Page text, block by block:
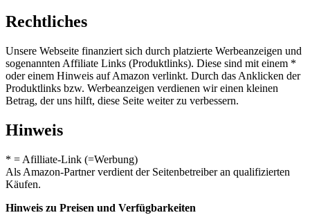
Rechtliches
Unsere Webseite finanziert sich durch platzierte Werbeanzeigen und
sogenannten Affiliate Links (Produktlinks). Diese sind mit einem *
oder einem Hinweis auf Amazon verlinkt. Durch das Anklicken der
Produktlinks bzw. Werbeanzeigen verdienen wir einen kleinen
Betrag, der uns hilft, diese Seite weiter zu verbessern.
Hinweis
* = Afilliate-Link (=Werbung)
Als Amazon-Partner verdient der Seitenbetreiber an qualifizierten
Käufen.
Hinweis zu Preisen und Verfügbarkeiten